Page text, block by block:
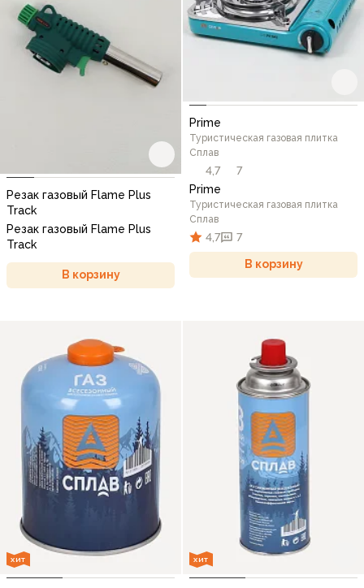
Резак газовый Flame Plus
Track
Резак газовый Flame Plus
Track
В корзину
Prime
Туристическая газовая плитка
Сплав
4,7
7
Prime
Туристическая газовая плитка
Сплав
4,7 7
В корзину
ХИТ ХИТ